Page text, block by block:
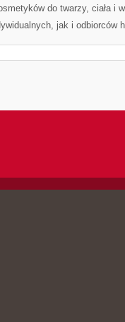
do twarzy, ciała i
jak i